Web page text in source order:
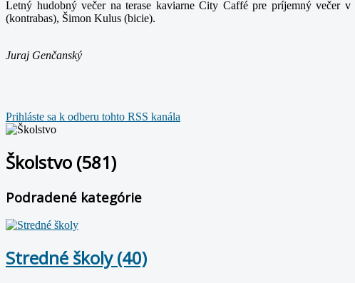
Letný hudobný večer na terase kaviarne City Caffé pre príjemný večer
(kontrabas), Šimon Kulus (bicie).
Juraj Genčanský
Prihláste sa k odberu tohto RSS kanála
Školstvo (581)
Podradené kategórie
Stredné školy (40)